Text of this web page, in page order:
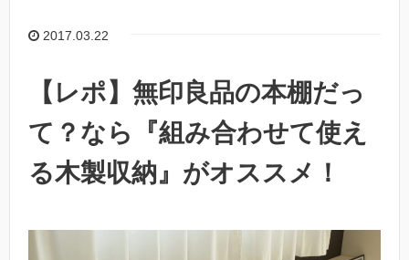
2017.03.22
【レポ】無印良品の本棚だっ
て？なら『組み合わせて使え
る木製収納』がオススメ！